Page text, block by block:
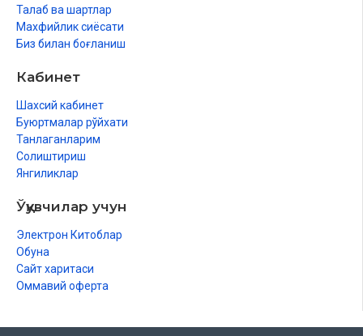
Талаб ва шартлар
Махфийлик сиёсати
Биз билан боғланиш
Кабинет
Шахсий кабинет
Буюртмалар рўйхати
Танлаганларим
Солиштириш
Янгиликлар
Ўқувчилар учун
Электрон Китоблар
Обуна
Сайт харитаси
Оммавий оферта